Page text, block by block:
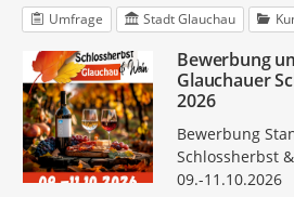
Umfrage Stadt Glauchau
Bewerbung
Glauchauer
2026
Bewerbung
Schlossherbst
09.-11.10.2026